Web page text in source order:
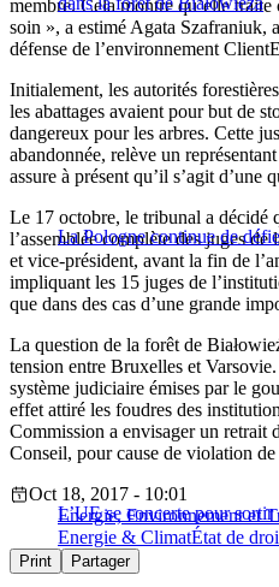
membre. Cela montre qu’elle
soin », a estimé Agata Szafraniuk,
défense de l’environnement
Initialement, les autorités
les abattages avaient pour but de
dangereux pour les arbres. Cette
abandonnée, relève un
assure à présent qu’il s’agit d’une
La Pologne continue de
Le 17 octobre, le tribunal a décidé
l’assemblée complète des juges
et vice-président, avant la fin de
impliquant les 15 juges de
que dans des cas d’une grande
La question de la forêt de
tension entre Bruxelles et
système judiciaire émises par le
effet attiré les foudres des
Commission a envisager un retrait
Conseil, pour cause de violation de
L’UE se concerte pour sortir
Oct 18, 2017 - 10:01
Energie, Environnement et
Energie & ClimatÉtat de
Print Partager